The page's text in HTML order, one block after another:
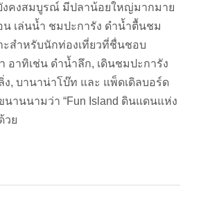
งคงสมบูรณ์ มีปลาน้อยใหญ่มากมาย
น เล่นน้ำ ชมปะการัง ดำน้ำตื้นชม
ะสำหรับนักท่องเที่ยวที่ชื่นชอบ
อาทิเช่น ดำน้ำลึก, เดินชมปะการัง
ง, บานาน่าโบ๊ท และ แพ็ดเดิลบอร์ด
านนามว่า “Fun Island ดินแดนแห่ง
วย